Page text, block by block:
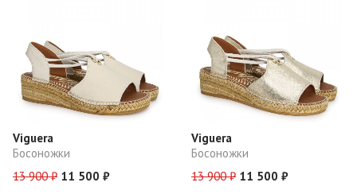
Viguera
Босоножки
13 900 ₽ 11 500 ₽
Viguera
Босоножки
13 900 ₽ 11 500 ₽